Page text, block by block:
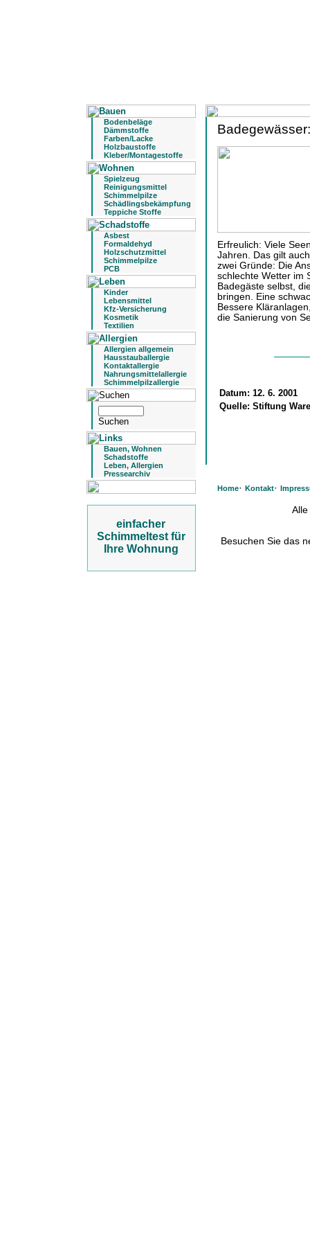
Bodenbeläge
Dämmstoffe
Farben/Lacke
Holzbaustoffe
Kleber/Montagestoffe
Spielzeug
Reinigungsmittel
Schimmelpilze
Schädlingsbekämpfung
Teppiche Stoffe
Asbest
Formaldehyd
Holzschutzmittel
Schimmelpilze
PCB
Kinder
Lebensmittel
Kfz-Versicherung
Kosmetik
Textilien
Allergien allgemein
Hausstauballergie
Kontaktallergie
Nahrungsmittelallergie
Schimmelpilzallergie
Bauen, Wohnen
Schadstoffe
Leben, Allergien
Pressearchiv
einfacher
Schimmeltest für
Ihre Wohnung
Erfreulich: Viele
Jahren. Das gilt
zwei Gründe: Die
schlechte Wetter im
Badegäste selbst,
bringen. Eine
Bessere
die Sanierung von
Datum: 12. 6. 2001
Quelle: Stiftung
Home· Kontakt·
Besuchen Sie das